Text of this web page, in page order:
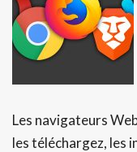
Les navigateurs
les téléchargez, les